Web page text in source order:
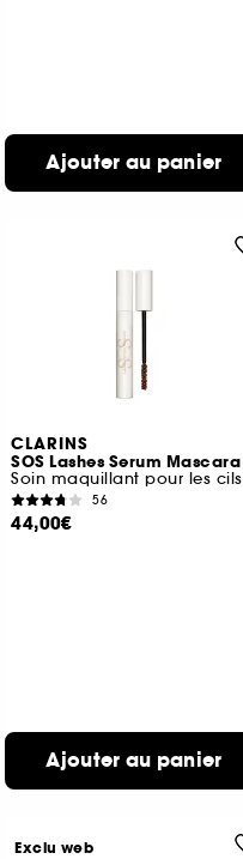
Ajouter au panier
CLARINS
SOS Lashes Serum Mascara
Soin maquillant pour les cils
56
44,00€
Ajouter au panier
Exclu web